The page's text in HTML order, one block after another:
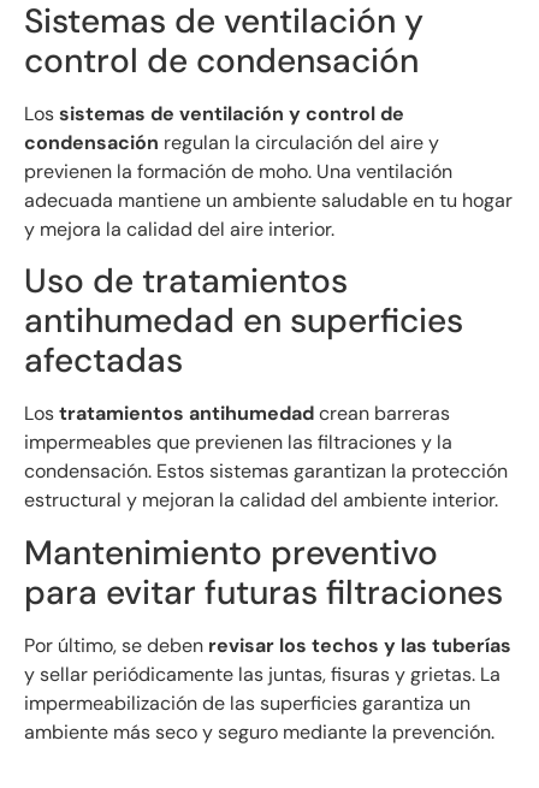
Sistemas de ventilación y
control de condensación
Lossistemas de ventilación y control de
condensación regulan la circulación del aire y
previenen la formación de moho. Una ventilación
adecuada mantiene un ambiente saludable en tu hogar
y mejora la calidad del aire interior.
Uso de tratamientos
antihumedad en superficies
afectadas
Lostratamientos antihumedadcrean barreras
impermeables que previenen las filtraciones y la
condensación. Estos sistemas garantizan la protección
estructural y mejoran la calidad del ambiente interior.
Mantenimiento preventivo
para evitar futuras filtraciones
Por último, se deben revisar los techos y las tuberías
y sellar periódicamente las juntas, fisuras y grietas. La
impermeabilización de las superficies garantiza un
ambiente más seco y seguro mediante la prevención.